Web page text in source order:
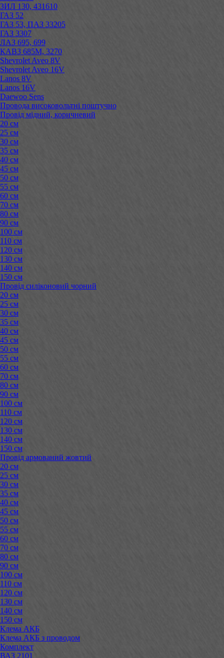
ЗИЛ 130, 431610
ГАЗ 52
ГАЗ 53, ПАЗ 33205
ГАЗ 3307
ЛАЗ 695, 699
КАВЗ 685М, 3270
Shevrolet Aveo 8V
Shevrolet Aveo 16V
Lanos 8V
Lanos 16V
Daewoo Sens
Провода високовольтні поштучно
Провід мідний, коричневий
20 см
25 см
30 см
35 см
40 см
45 см
50 см
55 см
60 см
70 см
80 см
90 см
100 см
110 см
120 см
130 см
140 см
150 см
Провід силіконовий чорний
20 см
25 см
30 см
35 см
40 см
45 см
50 см
55 см
60 см
70 см
80 см
90 см
100 см
110 см
120 см
130 см
140 см
150 см
Провід армований жовтий
20 см
25 см
30 см
35 см
40 см
45 см
50 см
55 см
60 см
70 см
80 см
90 см
100 см
110 см
120 см
130 см
140 см
150 см
Клема АКБ
Клема АКБ з проводом
Комплект
ВАЗ 2101